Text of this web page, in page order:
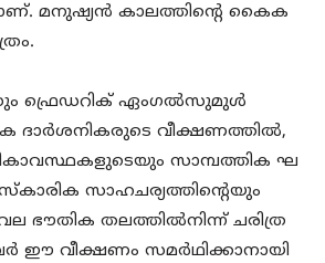
മനുഷ്യൻ കാലത്തിന്റെ കൈക
ഫ്രെഡറിക് ഏംഗൽസുമുൾ
ദാർശനികരുടെ വീക്ഷണത്തിൽ,
സാമ്പത്തിക ഘ
സാഹചര്യത്തിന്റെയും
ഭൗതിക തലത്തിൽനിന്ന് ചരിത്ര
ഈ വീക്ഷണം സമർഥിക്കാനായി